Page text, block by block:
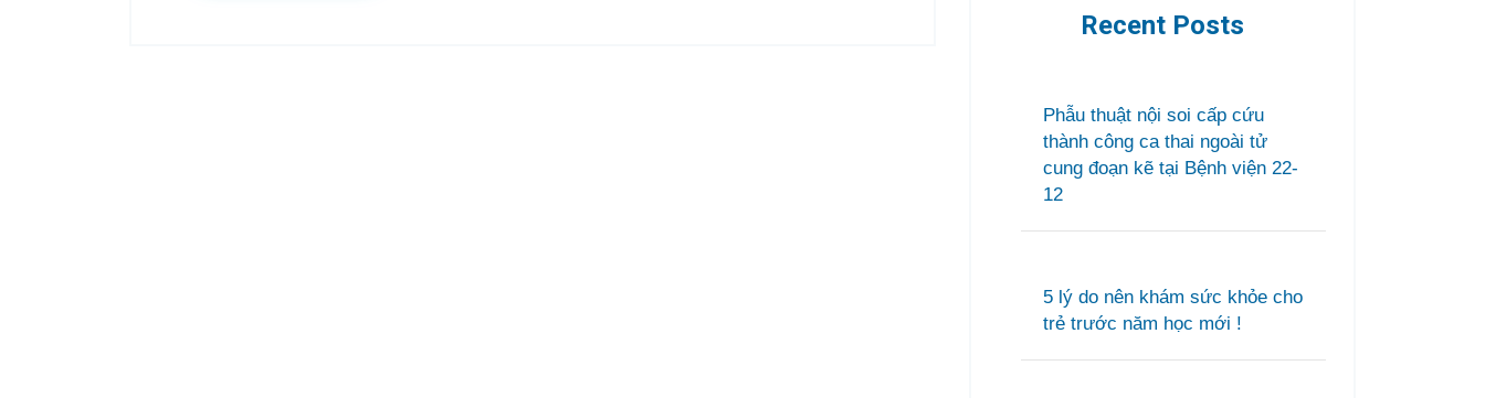
Recent Posts
Phẫu thuật nội soi cấp cứu
thành công ca thai ngoài tử
cung đoạn kẽ tại Bệnh viện 22-
12
5 lý do nên khám sức khỏe cho
trẻ trước năm học mới !